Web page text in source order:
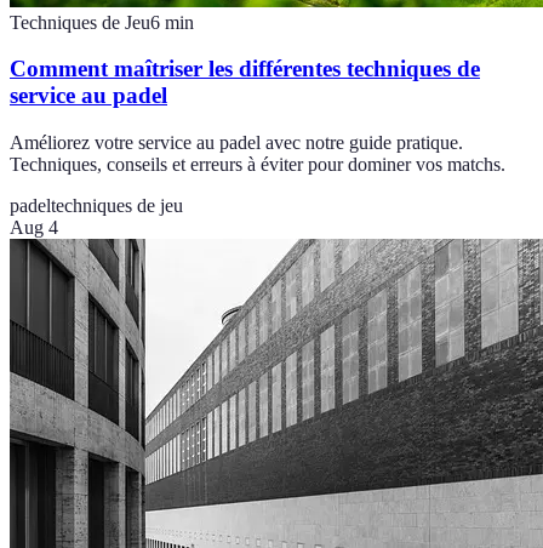
Techniques de Jeu6 min
Comment maîtriser les différentes techniques de
service au padel
Améliorez votre service au padel avec notre guide pratique.
Techniques, conseils et erreurs à éviter pour dominer vos matchs.
padeltechniques de jeu
Aug 4